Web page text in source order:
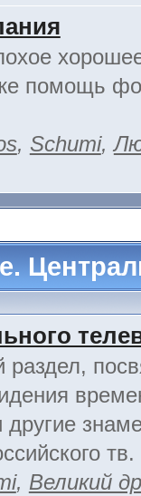
помощь
, Schumi,
раздел,
тв.
, Великий